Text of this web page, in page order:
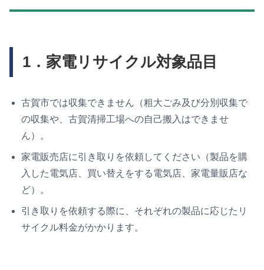
1．家電リサイクル対象品目
古賀市では収集できません（粗大ごみ及び分別収集で
の収集や、古賀清掃工場への自己搬入はできませ
ん）。
家電販売店に引き取りを依頼してください（製品を購
入した電気店、買い替えをする電気店、家電量販店な
ど）。
引き取りを依頼する際に、それぞれの製品に応じたリ
サイクル料金がかかります。